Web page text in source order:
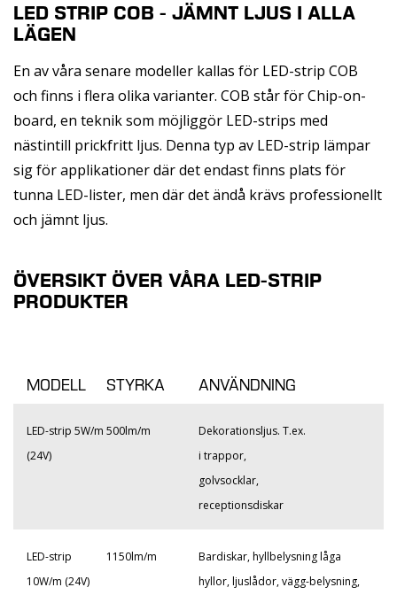
LED STRIP COB - JÄMNT LJUS I ALLA
LÄGEN
En av våra senare modeller kallas för LED-strip COB
och finns i flera olika varianter. COB står för Chip-on-
board, en teknik som möjliggör LED-strips med
nästintill prickfritt ljus. Denna typ av LED-strip lämpar
sig för applikationer där det endast finns plats för
tunna LED-lister, men där det ändå krävs professionellt
och jämnt ljus.
ÖVERSIKT ÖVER VÅRA LED-STRIP
PRODUKTER
MODELL STYRKA ANVÄNDNING
LED-strip 5W/m
(24V)
500lm/m
Dekorationsljus. T.ex.
i trappor,
golvsocklar,
receptionsdiskar
LED-strip
10W/m (24V)
1150lm/m
Bardiskar, hyllbelysning låga
hyllor, ljuslådor, vägg-belysning,